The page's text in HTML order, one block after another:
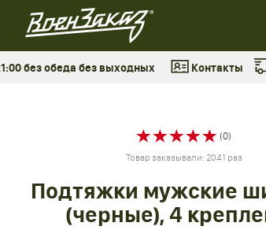
без обеда без выходных Контакты
(0)
Товар заказывали: 2041 раз
Подтяжки мужские
(черные), 4